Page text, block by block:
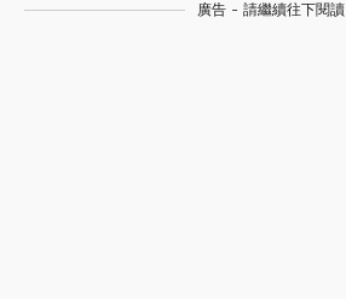
廣告 - 請繼續往下閱讀